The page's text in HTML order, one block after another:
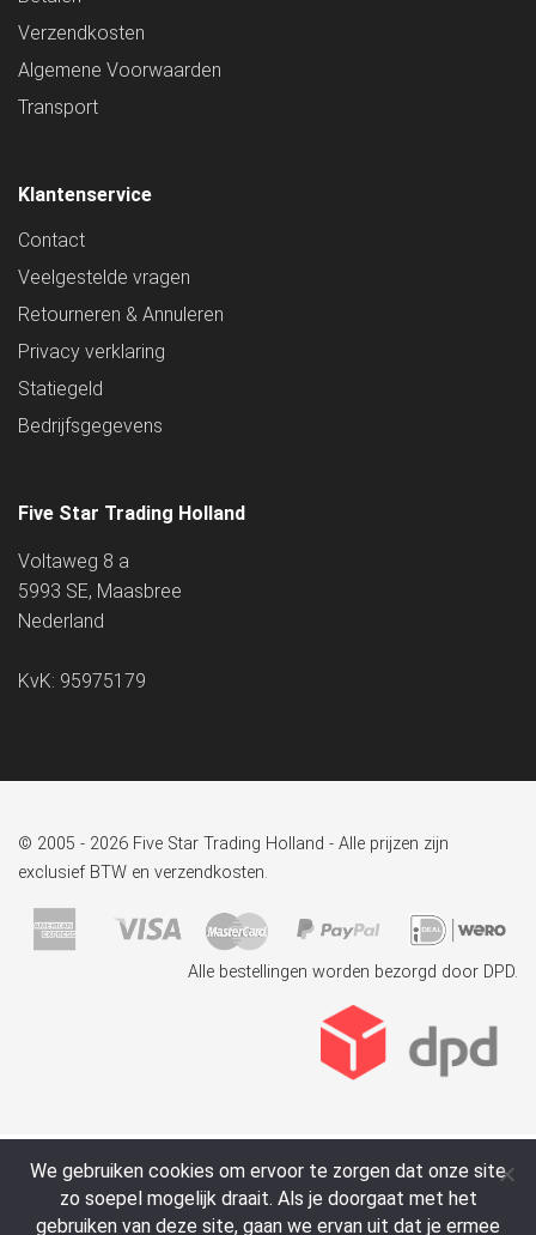
Verzendkosten
Algemene Voorwaarden
Transport
Klantenservice
Contact
Veelgestelde vragen
Retourneren & Annuleren
Privacy verklaring
Statiegeld
Bedrijfsgegevens
Five Star Trading Holland
Voltaweg 8 a
5993 SE, Maasbree
Nederland
KvK: 95975179
© 2005 - 2026 Five Star Trading Holland - Alle prijzen zijn
exclusief BTW en verzendkosten.
Alle bestellingen worden bezorgd door DPD.
We gebruiken cookies om ervoor te zorgen dat onze site
zo soepel mogelijk draait. Als je doorgaat met het
gebruiken van deze site, gaan we ervan uit dat je ermee